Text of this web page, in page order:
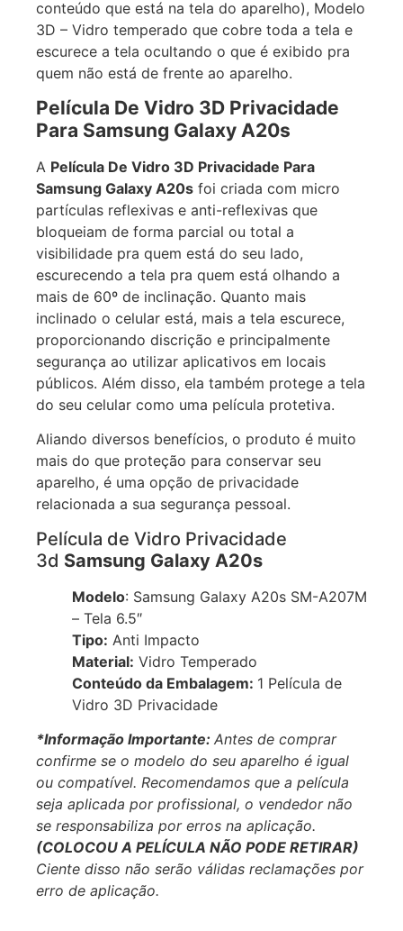
conteúdo que está na tela do aparelho), Modelo
3D – Vidro temperado que cobre toda a tela e
escurece a tela ocultando o que é exibido pra
quem não está de frente ao aparelho.
Película De Vidro 3D Privacidade
Para Samsung Galaxy A20s
A Película De Vidro 3D Privacidade Para
Samsung Galaxy A20s foi criada com micro
partículas reflexivas e anti-reflexivas que
bloqueiam de forma parcial ou total a
visibilidade pra quem está do seu lado,
escurecendo a tela pra quem está olhando a
mais de 60º de inclinação. Quanto mais
inclinado o celular está, mais a tela escurece,
proporcionando discrição e principalmente
segurança ao utilizar aplicativos em locais
públicos. Além disso, ela também protege a tela
do seu celular como uma película protetiva.
Aliando diversos benefícios, o produto é muito
mais do que proteção para conservar seu
aparelho, é uma opção de privacidade
relacionada a sua segurança pessoal.
Película de Vidro Privacidade
3d Samsung Galaxy A20s
Modelo: Samsung Galaxy A20s SM-A207M
– Tela 6.5″
Tipo: Anti Impacto
Material: Vidro Temperado
Conteúdo da Embalagem: 1 Película de
Vidro 3D Privacidade
*Informação Importante: Antes de comprar
confirme se o modelo do seu aparelho é igual
ou compatível. Recomendamos que a película
seja aplicada por profissional, o vendedor não
se responsabiliza por erros na aplicação.
(COLOCOU A PELÍCULA NÃO PODE RETIRAR)
Ciente disso não serão válidas reclamações por
erro de aplicação.